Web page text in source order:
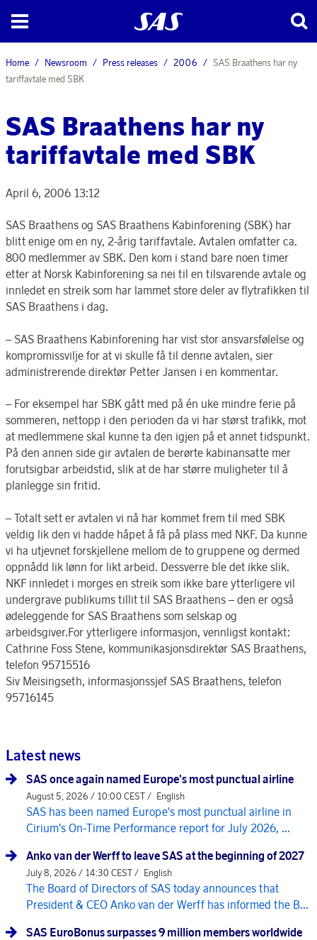
Home Newsroom Press releases 2006
SAS Braathens har ny
tariffavtale med SBK
SAS Braathens har ny
tariffavtale med SBK
April 6, 2006 13:12
SAS Braathens og SAS Braathens Kabinforening (SBK) har
blitt enige om en ny, 2-årig tariffavtale. Avtalen omfatter ca.
800 medlemmer av SBK. Den kom i stand bare noen timer
etter at Norsk Kabinforening sa nei til en tilsvarende avtale og
innledet en streik som har lammet store deler av flytrafikken til
SAS Braathens i dag.
– SAS Braathens Kabinforening har vist stor ansvarsfølelse og
kompromissvilje for at vi skulle få til denne avtalen, sier
administrerende direktør Petter Jansen i en kommentar.
– For eksempel har SBK gått med på én uke mindre ferie på
sommeren, nettopp i den perioden da vi har størst trafikk, mot
at medlemmene skal kunne ta den igjen på et annet tidspunkt.
På den annen side gir avtalen de berørte kabinansatte mer
forutsigbar arbeidstid, slik at de har større muligheter til å
planlegge sin fritid.
– Totalt sett er avtalen vi nå har kommet frem til med SBK
veldig lik den vi hadde håpet å få på plass med NKF. Da kunne
vi ha utjevnet forskjellene mellom de to gruppene og dermed
oppnådd lik lønn for likt arbeid. Dessverre ble det ikke slik.
NKF innledet i morges en streik som ikke bare ytterligere vil
undergrave publikums tillit til SAS Braathens – den er også
ødeleggende for SAS Braathens som selskap og
arbeidsgiver.For ytterligere informasjon, vennligst kontakt:
Cathrine Foss Stene, kommunikasjonsdirektør SAS Braathens,
telefon 95715516
Siv Meisingseth, informasjonssjef SAS Braathens, telefon
95716145
Latest news
SAS once again named Europe's most punctual airline
August 5, 2026 / 10:00 CEST / English
SAS has been named Europe's most punctual airline in
Cirium's On-Time Performance report for July 2026, ...
Anko van der Werff to leave SAS at the beginning of 2027
July 8, 2026 / 14:30 CEST / English
The Board of Directors of SAS today announces that
President & CEO Anko van der Werff has informed the B...
SAS EuroBonus surpasses 9 million members worldwide